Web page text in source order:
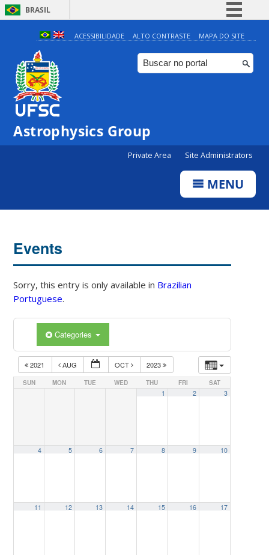
BRASIL
Simplifique!
Comunica BR
Participe
ACESSIBILIDADE ALTO CONTRASTE MAPA DO SITE
Astrophysics Group
Private Area Site Administrators
MENU
Events
Sorry, this entry is only available in Brazilian
Portuguese.
Categories
2021 AUG OCT 2023
SUN MON TUE WED THU FRI SAT
1 2 3
4 5 6 7 8 9 10
11 12 13 14 15 16 17